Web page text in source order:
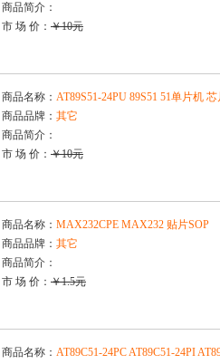
商品简介：
市 场 价： ￥10元
商品名称： AT89S51-24PU 89S51 51单片机 芯
商品品牌： 其它
商品简介：
市 场 价： ￥10元
商品名称： MAX232CPE MAX232 贴片SOP
商品品牌： 其它
商品简介：
市 场 价： ￥1.5元
商品名称： AT89C51-24PC AT89C51-24PI